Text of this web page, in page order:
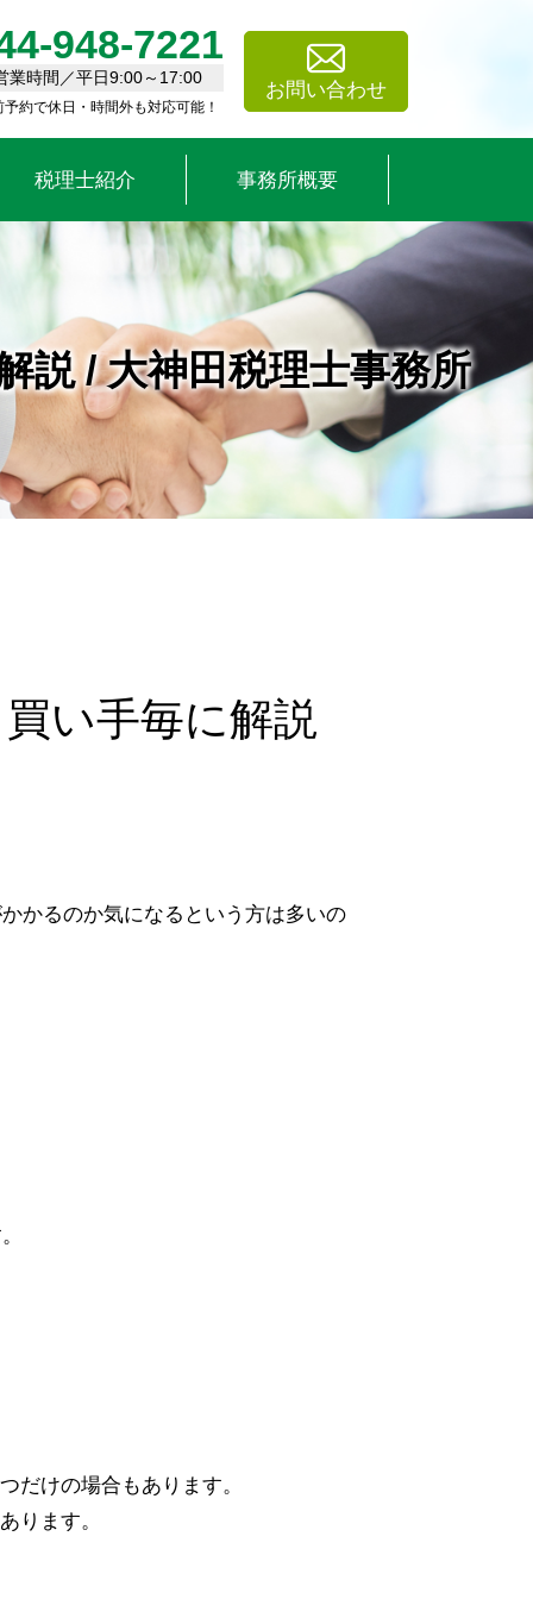
説 / 大神田税理士事務所
948-7221
業時間／平日9:00～17:00
予約で休日・時間外も対応可能！
お問い合わせ
税理士紹介 事務所概要
い手毎に解説
かるのか気になるという方は多いの
だけの場合もあります。
ります。